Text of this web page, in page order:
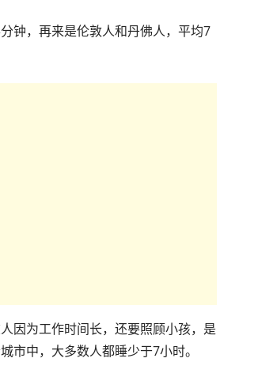
钟，再来是伦敦人和丹佛人，平均7
因为工作时间长，还要照顾小孩，是
市中，大多数人都睡少于7小时。